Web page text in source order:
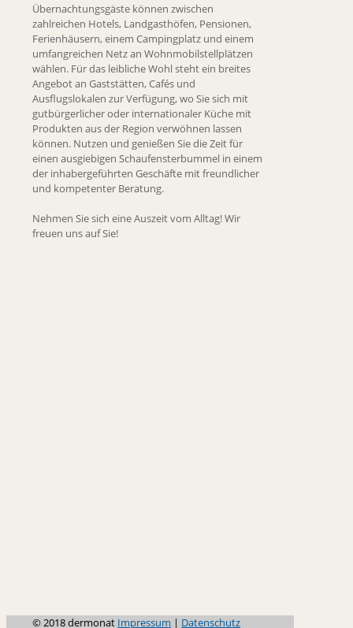
Übernachtungsgäste können zwischen
zahlreichen Hotels, Landgasthöfen, Pensionen,
Ferienhäusern, einem Campingplatz und einem
umfangreichen Netz an Wohnmobilstellplätzen
wählen. Für das leibliche Wohl steht ein breites
Angebot an Gaststätten, Cafés und
Ausflugslokalen zur Verfügung, wo Sie sich mit
gutbürgerlicher oder internationaler Küche mit
Produkten aus der Region verwöhnen lassen
können. Nutzen und genießen Sie die Zeit für
einen ausgiebigen Schaufensterbummel in einem
der inhabergeführten Geschäfte mit freundlicher
und kompetenter Beratung.
Nehmen Sie sich eine Auszeit vom Alltag! Wir
freuen uns auf Sie!
© 2018 dermonat Impressum | Datenschutz